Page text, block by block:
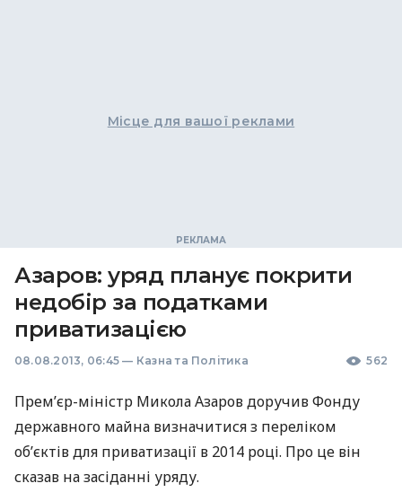
Місце для вашої реклами
Азаров: уряд планує покрити
недобір за податками
приватизацією
08.08.2013, 06:45 — Казна та Політика 562
Прем’єр-міністр Микола Азаров доручив Фонду
державного майна визначитися з переліком
об’єктів для приватизації в 2014 році. Про це він
сказав на засіданні уряду.